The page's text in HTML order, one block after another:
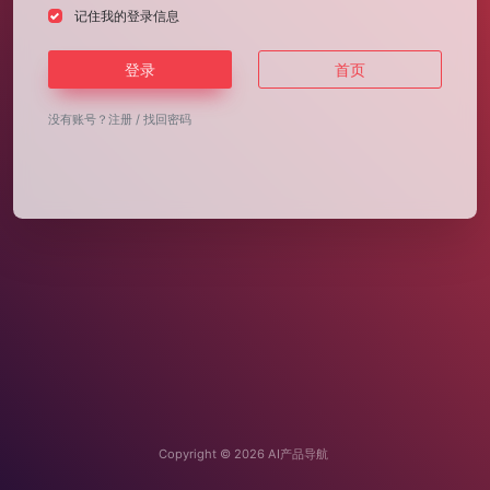
记住我的登录信息
登录 首页
没有账号？ 注册 / 找回密码
Copyright © 2026 AI产品导航